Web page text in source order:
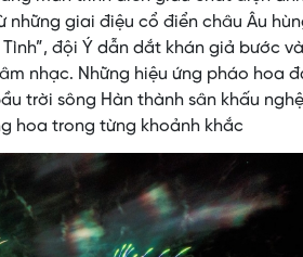
những giai điệu cổ điển châu Âu
đội Ý dẫn dắt khán giả bước
nhạc. Những hiệu ứng pháo hoa
trời sông Hàn thành sân khấu
hoa trong từng khoảnh khắc